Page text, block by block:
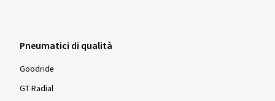
Pneumatici di qualità
Goodride
GT Radial